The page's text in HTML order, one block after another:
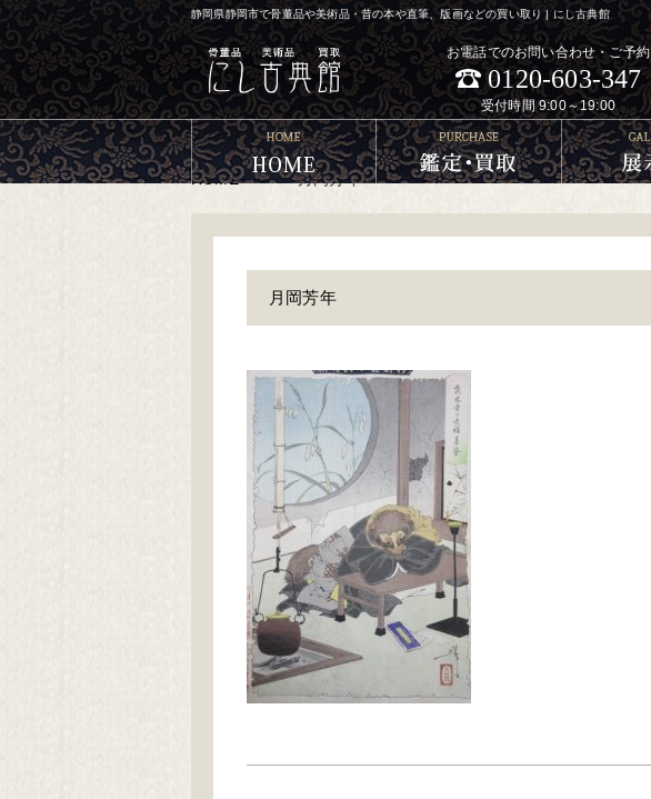
静岡県静岡市で骨董品や美術品・昔の本や直筆、版画などの買い取り | にし古典館
お電話でのお問い合わせ・ご予約
0120-603-347
受付時間 9:00～19:00
HOME> > 月岡芳年
月岡芳年